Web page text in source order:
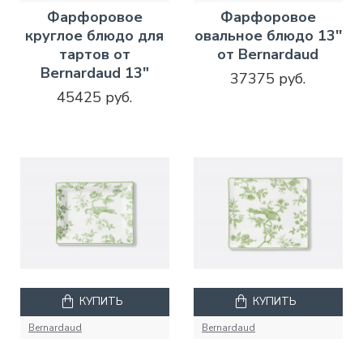
Фарфоровое
круглое блюдо для
тартов от
Bernardaud 13"
45425 руб.
Фарфоровое
овальное блюдо 13''
от Bernardaud
37375 руб.
Bernardaud
КУПИТЬ
Bernardaud
КУПИТЬ